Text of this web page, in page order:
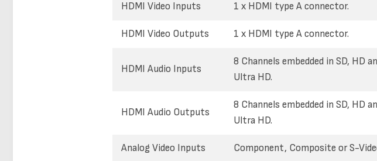
HDMI Video Inputs 1 x HDMI type A connector.
HDMI Video Outputs 1 x HDMI type A connector.
HDMI Audio Inputs
8 Channels embedded in SD, HD
Ultra HD.
HDMI Audio Outputs
8 Channels embedded in SD, HD
Ultra HD.
Analog Video Inputs Component, Composite or S-